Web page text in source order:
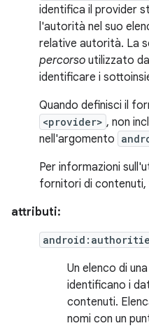
identifica il provider
l'autorità nel suo
relative autorità. La
percorso utilizzato
identificare i
Quando definisci il
<provider> , non
nell'argomento
Per informazioni
fornitori di contenuti,
attributi:
Un elenco di
identificano i
contenuti.
nomi con un